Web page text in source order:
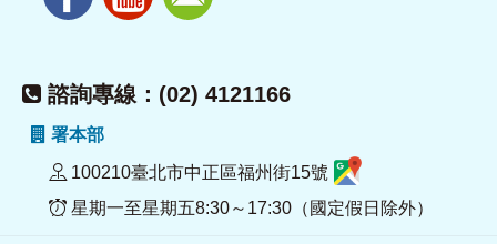
諮詢專線：(02) 4121166
署本部
100210臺北市中正區福州街15號
星期一至星期五8:30～17:30（國定假日除外）